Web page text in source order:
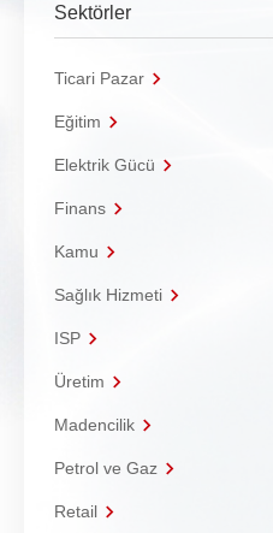
Sektörler
Ticari Pazar
Eğitim
Elektrik Gücü
Finans
Kamu
Sağlık Hizmeti
ISP
Üretim
Madencilik
Petrol ve Gaz
Retail